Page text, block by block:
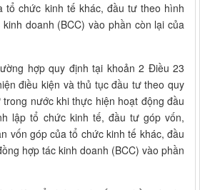
tổ chức kinh tế khác, đầu tư theo hình
doanh (BCC) vào phần còn lại của
hợp quy định tại khoản 2 Điều 23
điều kiện và thủ tục đầu tư theo quy
nước khi thực hiện hoạt động đầu
lập tổ chức kinh tế, đầu tư góp vốn,
vốn góp của tổ chức kinh tế khác, đầu
hợp tác kinh doanh (BCC) vào phần